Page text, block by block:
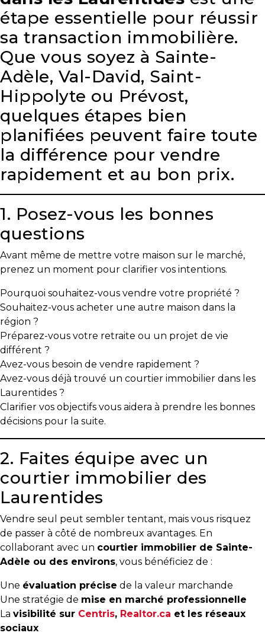
étape essentielle pour réussir
sa transaction immobilière.
Que vous soyez à Sainte-
Adèle, Val-David, Saint-
Hippolyte ou Prévost,
quelques étapes bien
planifiées peuvent faire toute
la différence pour vendre
rapidement et au bon prix.
1. Posez-vous les bonnes
questions
Avant même de mettre votre maison sur le marché,
prenez un moment pour clarifier vos intentions.
Pourquoi souhaitez-vous vendre votre propriété ?
Souhaitez-vous acheter une autre maison dans la
région ?
Préparez-vous votre retraite ou un projet de vie
différent ?
Avez-vous besoin de vendre rapidement ?
Avez-vous déjà trouvé un courtier immobilier dans les
Laurentides ?
Clarifier vos objectifs vous aidera à prendre les bonnes
décisions pour la suite.
2. Faites équipe avec un
courtier immobilier des
Laurentides
Vendre seul peut sembler tentant, mais vous risquez
de passer à côté de nombreux avantages. En
collaborant avec un courtier immobilier de Sainte-
Adèle ou des environs, vous bénéficiez de :
Une évaluation précise de la valeur marchande
Une stratégie de mise en marché professionnelle
La visibilité sur Centris, Realtor.ca et les réseaux
sociaux